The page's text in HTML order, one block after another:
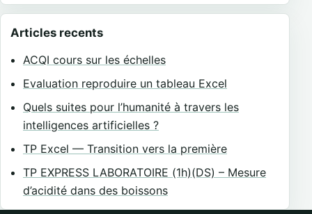
Articles recents
ACQI cours sur les échelles
Evaluation reproduire un tableau Excel
Quels suites pour l’humanité à travers les
intelligences artificielles ?
TP Excel — Transition vers la première
TP EXPRESS LABORATOIRE (1h)(DS) – Mesure
d’acidité dans des boissons